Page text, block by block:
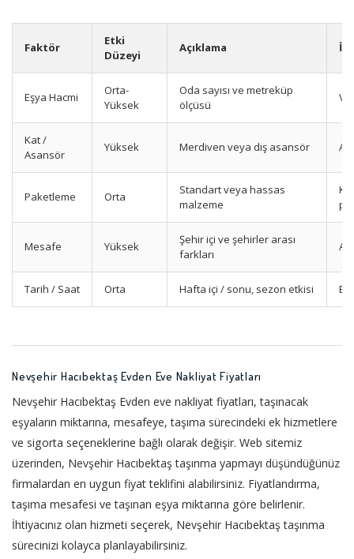
Faktör
Etki
Düzeyi
Açıklama
Eşya Hacmi
Orta-
Yüksek
Oda sayısı ve metreküp
ölçüsü
Kat /
Asansör
Yüksek Merdiven veya dış asansör
Paketleme Orta
Standart veya hassas
malzeme
Mesafe Yüksek
Şehir içi ve şehirler arası
farkları
Tarih / Saat Orta Hafta içi / sonu, sezon etkisi
Nevşehir Hacıbektaş Evden Eve Nakliyat Fiyatları
Nevşehir Hacıbektaş Evden eve nakliyat fiyatları, taşınacak
eşyaların miktarına, mesafeye, taşıma sürecindeki ek hizmetlere
ve sigorta seçeneklerine bağlı olarak değişir. Web sitemiz
üzerinden, Nevşehir Hacıbektaş taşınma yapmayı düşündüğünüz
firmalardan en uygun fiyat teklifini alabilirsiniz. Fiyatlandırma,
taşıma mesafesi ve taşınan eşya miktarına göre belirlenir.
İhtiyacınız olan hizmeti seçerek, Nevşehir Hacıbektaş taşınma
sürecinizi kolayca planlayabilirsiniz.